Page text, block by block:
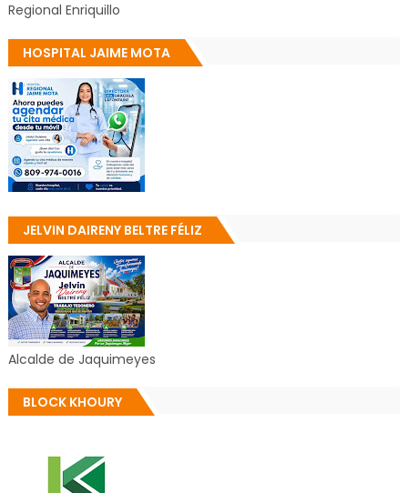
Regional Enriquillo
HOSPITAL JAIME MOTA
JELVIN DAIRENY BELTRE FÉLIZ
Alcalde de Jaquimeyes
BLOCK KHOURY